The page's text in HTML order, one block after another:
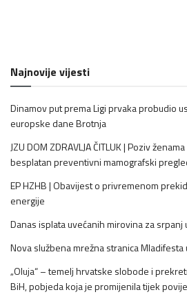
Najnovije vijesti
Dinamov put prema Ligi prvaka probudio
europske dane Brotnja
JZU DOM ZDRAVLJA ČITLUK | Poziv
besplatan preventivni mamografski
EP HZHB | Obavijest o privremenom
energije
Danas isplata uvećanih mirovina za srpanj
Nova službena mrežna stranica Mladifesta
„Oluja“ – temelj hrvatske slobode i
BiH, pobjeda koja je promijenila tijek